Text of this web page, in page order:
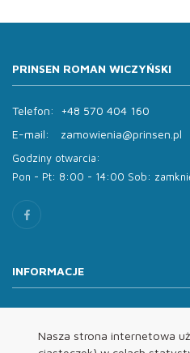
Nasza strona internetowa
PRINSEN ROMAN WICZYŃSKI
Telefon:
+48 570 404 160
E-mail:
zamowienia@prinsen.pl
Godziny otwarcia:
Pon - Pt: 8:00 - 14:00 Sob:
INFORMACJE
Oferta